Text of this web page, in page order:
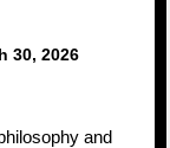
30, 2026